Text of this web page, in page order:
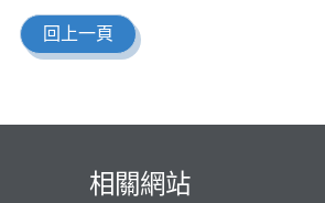
回上一頁
相關網站